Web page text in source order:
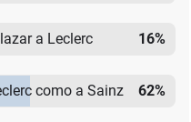
a Leclerc 16%
como a Sainz 62%